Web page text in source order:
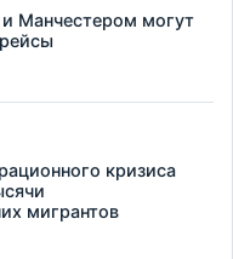
Манчестером могут
кризиса
мигрантов